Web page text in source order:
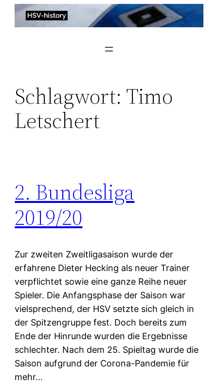
Zum
Inhalt
Schlagwort: Timo
Letschert
2. Bundesliga
2019/20
Zur zweiten Zweitligasaison wurde der
erfahrene Dieter Hecking als neuer Trainer
verpflichtet sowie eine ganze Reihe neuer
Spieler. Die Anfangsphase der Saison war
vielsprechend, der HSV setzte sich gleich in
der Spitzengruppe fest. Doch bereits zum
Ende der Hinrunde wurden die Ergebnisse
schlechter. Nach dem 25. Spieltag wurde die
Saison aufgrund der Corona-Pandemie für
mehr…